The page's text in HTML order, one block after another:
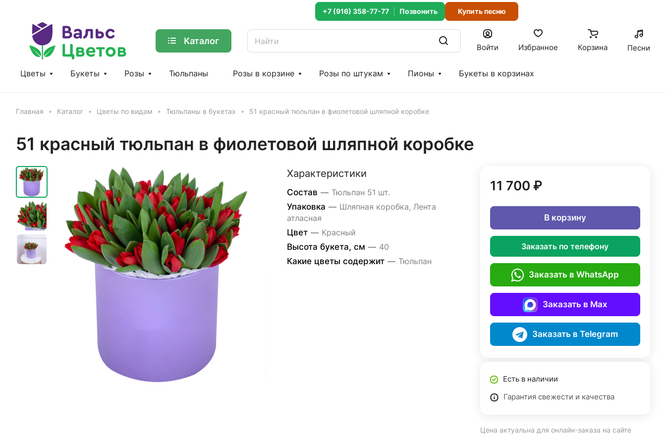
+7 (916) 358-77-77 Купить песню
Каталог
Войти Избранное Корзина Песни
Цветы Букеты Розы Тюльпаны Розы в корзине Розы по штукам Пионы Букеты в корзинах
Главная Каталог Цветы по видам Тюльпаны в букетах 51 красный тюльпан в фиолетовой шляпной коробке
51 красный тюльпан в фиолетовой шляпной коробке
Характеристики
Состав — Тюльпан 51 шт.
Упаковка — Шляпная коробка, Лента
атласная
Цвет — Красный
Высота букета, см — 40
Какие цветы содержит — Тюльпан
11 700 ₽
В корзину
Заказать по телефону
Заказать в WhatsApp
Заказать в Max
Заказать в Telegram
Есть в наличии
Гарантия свежести и качества
Цена актуальна для онлайн-заказа на сайте